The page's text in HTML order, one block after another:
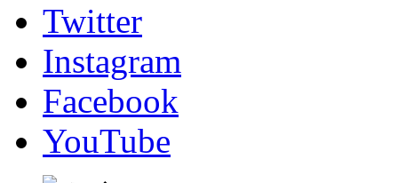
Twitter
Instagram
Facebook
YouTube